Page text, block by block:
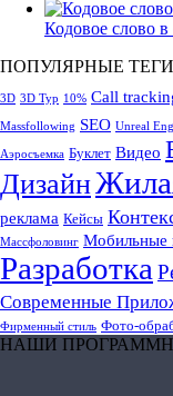
Кодовое слово
ПОПУЛЯРНЫЕ ТЕГИ
3D 3D Тур 10% Call
Massfollowing SEO Unreal
Аэросъемка Буклет Видео
Дизайн
реклама Кейсы
Массфоловинг Мобильные
Разработка
Современные
Фирменный стиль Фото-
НАШИ